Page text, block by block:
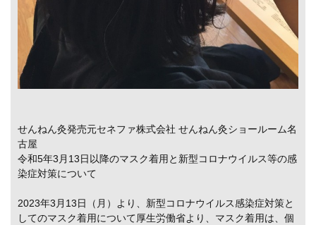
せんねん灸発売元セネファ株式会社 せんねん灸ショールーム名
古屋
令和5年3月13日以降のマスク着用と新型コロナウイルス等の感
染症対策について
2023年3月13日（月）より、新型コロナウイルス感染症対策と
してのマスク着用について厚生労働省より、マスク着用は、個